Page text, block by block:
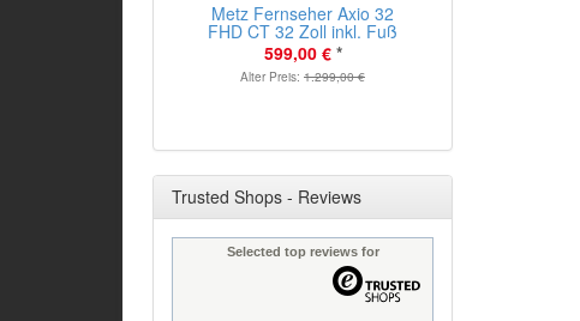
Metz Fernseher Axio 32
FHD CT 32 Zoll inkl. Fuß
599,00 € *
Alter Preis: 1.299,00 €
Trusted Shops - Reviews
Selected top reviews for